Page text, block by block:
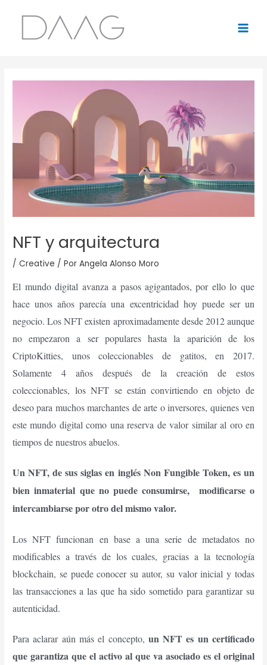
contenido
NFT y arquitectura
/Creative / PorAngela Alonso Moro
El mundo digital avanza a pasos agigantados, por ello lo que
hace unos años parecía una excentricidad hoy puede ser un
negocio. Los NFT existen aproximadamente desde 2012 aunque
no empezaron a ser populares hasta la aparición de los
CriptoKitties, unos coleccionables de gatitos, en 2017.
Solamente 4 años después de la creación de estos
coleccionables, los NFT se están convirtiendo en objeto de
deseo para muchos marchantes de arte o inversores, quienes ven
este mundo digital como una reserva de valor similar al oro en
tiempos de nuestros abuelos.
Un NFT, de sus siglas en inglés Non Fungible Token, es un
bien inmaterial que no puede consumirse, modificarse o
intercambiarse por otro del mismo valor.
Los NFT funcionan en base a una serie de metadatos no
modificables a través de los cuales, gracias a la tecnología
blockchain, se puede conocer su autor, su valor inicial y todas
las transacciones a las que ha sido sometido para garantizar su
autenticidad.
Para aclarar aún más el concepto, un NFT es un certificado
que garantiza que el activo al que va asociado es el original
de
entradas